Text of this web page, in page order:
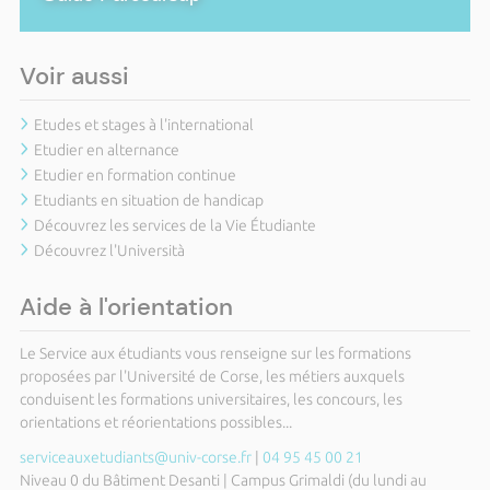
Voir aussi
Etudes et stages à l'international
Etudier en alternance
Etudier en formation continue
Etudiants en situation de handicap
Découvrez les services de la Vie Étudiante
Découvrez l'Università
Aide à l'orientation
Le Service aux étudiants vous renseigne sur les formations
proposées par l'Université de Corse, les métiers auxquels
conduisent les formations universitaires, les concours, les
orientations et réorientations possibles...
serviceauxetudiants@univ-corse.fr| 04 95 45 00 21
Niveau 0 du Bâtiment Desanti | Campus Grimaldi (du lundi au